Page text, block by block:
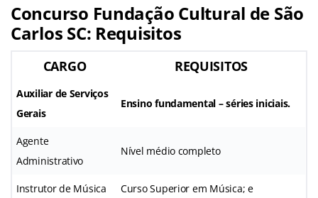
Concurso Fundação Cultural de São
Carlos SC: Requisitos
CARGO REQUISITOS
Auxiliar de Serviços
Gerais
Ensino fundamental – séries iniciais.
Agente
Administrativo
Nível médio completo
Instrutor de Música
Curso Superior em Música; e